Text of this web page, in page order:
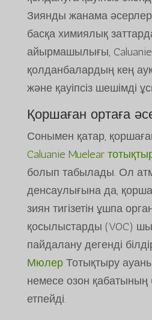
Зиянды жанама
басқа химиялық
айырмашылығы, Caluanie
қолданбалардың кең
және қауіпсіз шешімді
Қоршаған ортаға
Сонымен қатар,
Caluanie Muelear
болып табылады. Ол
денсаулығына да,
зиян тигізетін ұшпа
қосылыстарды (VOC)
пайдалану дегенді
МюлерТотықтыру
немесе озон
етпейді.